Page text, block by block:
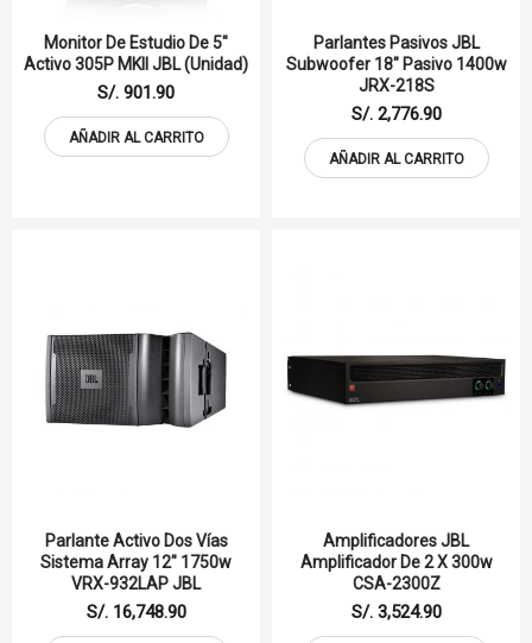
Monitor De Estudio De 5"
Activo 305P MKII JBL (unidad)
S/. 901.90
AÑADIR AL CARRITO
Parlantes Pasivos JBL
Subwoofer 18" Pasivo 1400w
JRX-218S
S/. 2,776.90
AÑADIR AL CARRITO
Parlante Activo Dos Vías
Sistema Array 12" 1750w
VRX-932LAP JBL
S/. 16,748.90
Amplificadores JBL
Amplificador De 2 X 300w
CSA-2300Z
S/. 3,524.90